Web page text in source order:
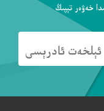
خەۋەر تېپىڭ